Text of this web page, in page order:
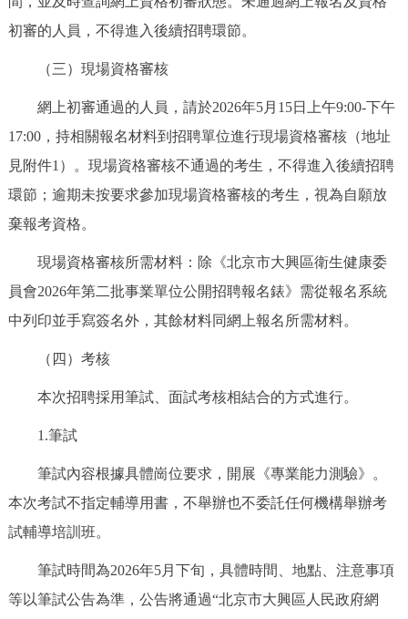
初審的人員，不得進入後續招聘環節。
（三）現場資格審核
網上初審通過的人員，請於2026年5月15日上午9:00-下午
17:00，持相關報名材料到招聘單位進行現場資格審核（地址
見附件1）。現場資格審核不通過的考生，不得進入後續招聘
環節；逾期未按要求參加現場資格審核的考生，視為自願放
棄報考資格。
現場資格審核所需材料：除《北京市大興區衛生健康委
員會2026年第二批事業單位公開招聘報名錶》需從報名系統
中列印並手寫簽名外，其餘材料同網上報名所需材料。
（四）考核
本次招聘採用筆試、面試考核相結合的方式進行。
1.筆試
筆試內容根據具體崗位要求，開展《專業能力測驗》。
本次考試不指定輔導用書，不舉辦也不委託任何機構舉辦考
試輔導培訓班。
筆試時間為2026年5月下旬，具體時間、地點、注意事項
等以筆試公告為準，公告將通過“北京市大興區人民政府網